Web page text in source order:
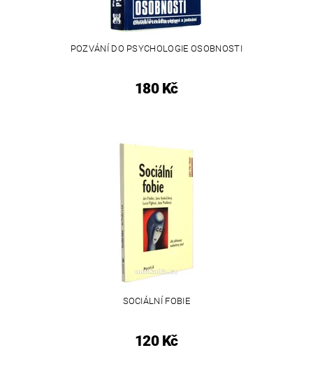
POZVÁNÍ DO PSYCHOLOGIE OSOBNOSTI
180 Kč
SOCIÁLNÍ FOBIE
120 Kč